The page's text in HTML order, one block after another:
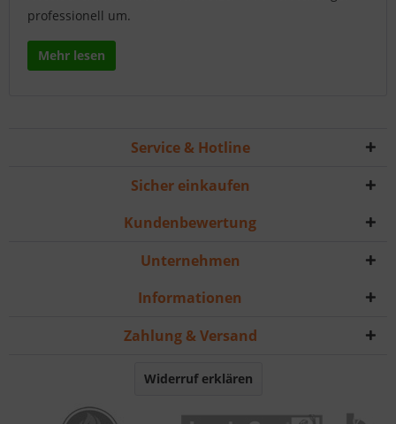
professionell um.
Mehr lesen
Service & Hotline
Sicher einkaufen
Kundenbewertung
Unternehmen
Informationen
Zahlung & Versand
Widerruf erklären